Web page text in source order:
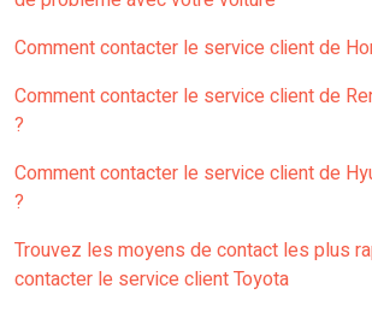
Comment contacter le service client de
Comment contacter le service client de
?
Comment contacter le service client de
?
Trouvez les moyens de contact les plus
contacter le service client Toyota